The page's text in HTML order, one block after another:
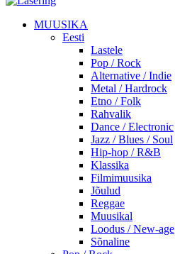
MUUSIKA
Eesti
Lastele
Pop / Rock
Alternative / Indie
Metal / Hardrock
Etno / Folk
Rahvalik
Dance / Electronic
Jazz / Blues / Soul
Hip-hop / R&B
Klassika
Filmimuusika
Jõulud
Reggae
Muusikal
Loodus / New-age
Sõnaline